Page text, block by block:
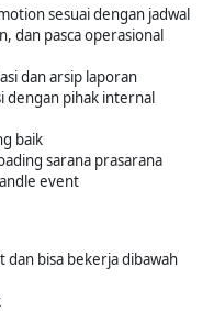
sesuai dengan jadwal
dan pasca operasional
dan arsip laporan
dengan pihak internal
baik
sarana prasarana
event
dan bisa bekerja dibawah